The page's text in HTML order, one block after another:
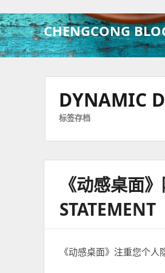
CHENGCONG
DYNAMIC
标签存档
《动感桌面
STATEMENT
《动感桌面》注重您个